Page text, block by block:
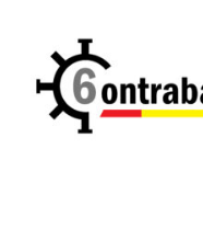
contenido